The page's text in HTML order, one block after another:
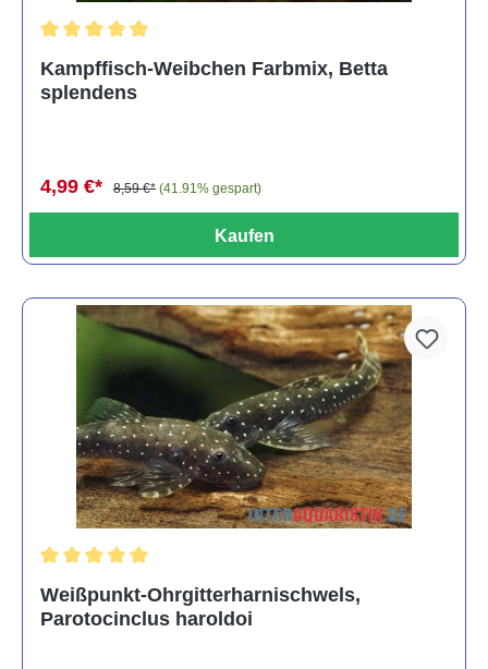
Kampffisch-Weibchen Farbmix, Betta
splendens
4,99 €* 8,59 €* (41.91% gespart)
Kaufen
Weißpunkt-Ohrgitterharnischwels,
Parotocinclus haroldoi